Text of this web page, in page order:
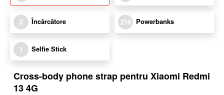
2 Încărcătore 216 Powerbanks
1 Selfie Stick
Cross-body phone strap pentru Xiaomi Redmi
13 4G